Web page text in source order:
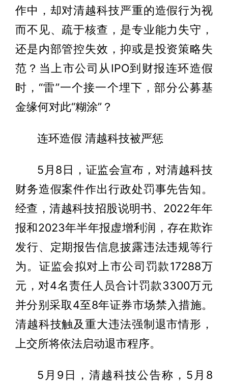
作中，却对清越科技严重的造假行为视
而不见、疏于核查，是专业能力失守，
还是内部管控失效，抑或是投资策略失
范？当上市公司从IPO到财报连环造假
时，“雷”一个接一个埋下，部分公募基
金缘何对此“糊涂”？
连环造假 清越科技被严惩
5月8日，证监会宣布，对清越科技
财务造假案件作出行政处罚事先告知。
经查，清越科技招股说明书、2022年年
报和2023年半年报虚增利润，存在欺诈
发行、定期报告信息披露违法违规等行
为。证监会拟对上市公司罚款17288万
元，对4名责任人员合计罚款3300万元
并分别采取4至8年证券市场禁入措施。
清越科技触及重大违法强制退市情形，
上交所将依法启动退市程序。
5月9日，清越科技公告称，5月8